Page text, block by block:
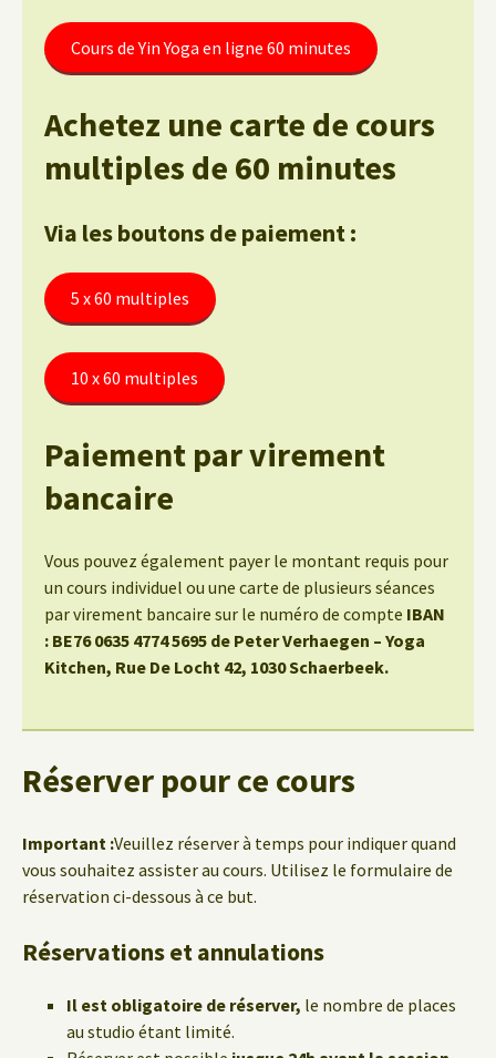
Cours de Yin Yoga en ligne 60 minutes
Achetez une carte de cours
multiples de 60 minutes
Via les boutons de paiement :
5 x 60 multiples
10 x 60 multiples
Paiement par virement
bancaire
Vous pouvez également payer le montant requis pour
un cours individuel ou une carte de plusieurs séances
par virement bancaire sur le numéro de compte IBAN
: BE76 0635 4774 5695 de Peter Verhaegen – Yoga
Kitchen, Rue De Locht 42, 1030 Schaerbeek.
Réserver pour ce cours
Important :Veuillez réserver à temps pour indiquer quand
vous souhaitez assister au cours. Utilisez le formulaire de
réservation ci-dessous à ce but.
Réservations et annulations
Il est obligatoire de réserver, le nombre de places
au studio étant limité.